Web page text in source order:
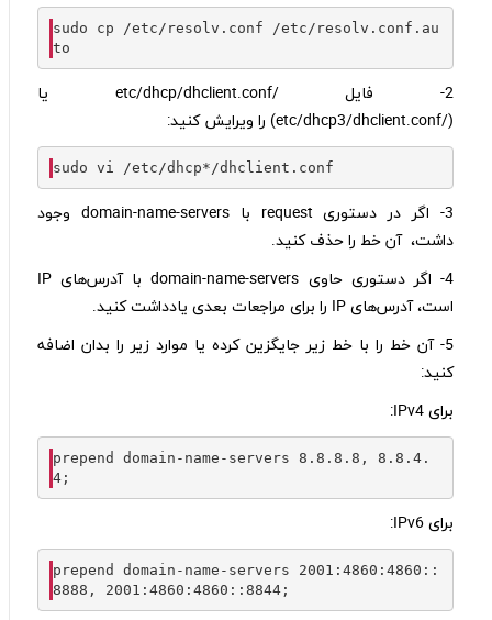
sudo cp /etc / resolv . conf /etc / resolv . conf . au
2- فایل /etc/dhcp/dhclient.conf یا
(/etc/dhcp3/dhclient.conf) را ویرایش کنید:
sudo vi /etc /dhcp*/dhclient .
3- اگر در دستوری request با domain-name-servers وجود
داشت، آن خط را حذف کنید.
4- اگر دستوری حاوی domain-name-servers با آدرس‌های IP
است، آدرس‌های IP را برای مراجعات بعدی یادداشت کنید.
5- آن خط را با خط زیر جایگزین کرده یا موارد زیر را بدان اضافه
کنید:
برای IPv4:
prepend domain - name - servers 8.8 . 8.8 , 8.8 . 4.
4
برای IPv6:
prepend domain - name - servers 2001 : 4860 : 4860 ::
8888 , 2001 : 4860 : 4860 :: 8844